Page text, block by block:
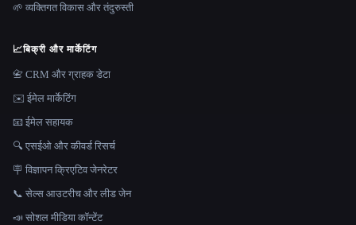
🌱 व्यक्तिगत विकास और तंदुरुस्ती
📈बिक्री और मार्केटिंग
📇 CRM और ग्राहक डेटा
✉️ ईमेल मार्केटिंग
📧 ईमेल सहायक
🔍 एसईओ और कीवर्ड रिसर्च
🪧 विज्ञापन क्रिएटिव जेनरेटर
📞 सेल्स आउटरीच और लीड जेन
📣 सोशल मीडिया कॉन्टेंट